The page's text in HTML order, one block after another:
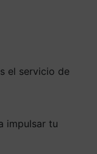
el servicio de
impulsar tu